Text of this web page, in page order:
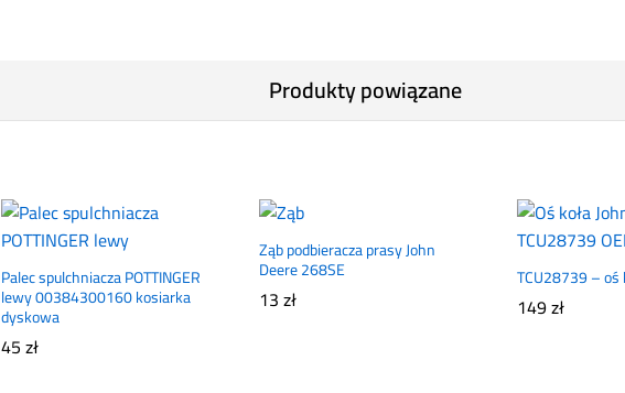
Produkty powiązane
Palec spulchniacza POTTINGER
lewy 00384300160 kosiarka
dyskowa
45zł
Ząb podbieracza prasy John
Deere 268SE
13zł
TCU28739 – oś
149zł